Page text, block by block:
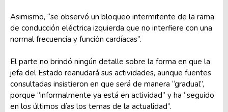
Asimismo, “se observó un bloqueo intermitente de la rama
de conducción eléctrica izquierda que no interfiere con una
normal frecuencia y función cardíacas”.
El parte no brindó ningún detalle sobre la forma en que la
jefa del Estado reanudará sus actividades, aunque fuentes
consultadas insistieron en que será de manera “gradual”,
porque “informalmente ya está en actividad” y ha “seguido
en los últimos días los temas de la actualidad”.